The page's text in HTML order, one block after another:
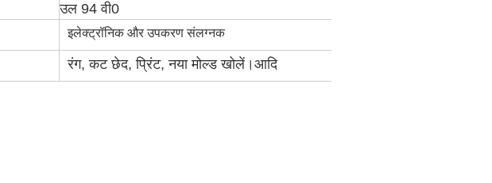
उल 94 वी0
इलेक्ट्रॉनिक और उपकरण संलग्नक
रंग, कट छेद, प्रिंट, नया मोल्ड खोलें।आदि